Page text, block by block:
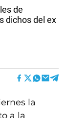
de
dichos del ex
la
a la